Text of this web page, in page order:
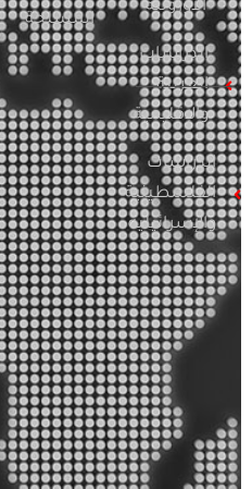
الأوروبية
الدراسات
العربية
والإقليمية
الدراسات
الفلسطينية
والإسرائيلية
المسلحة